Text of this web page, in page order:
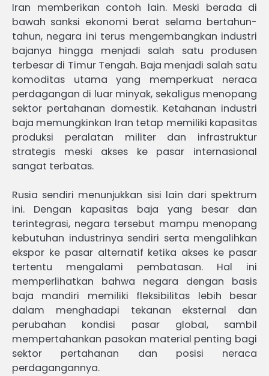
Iran memberikan contoh lain. Meski berada di
bawah sanksi ekonomi berat selama bertahun-
tahun, negara ini terus mengembangkan industri
bajanya hingga menjadi salah satu produsen
terbesar di Timur Tengah. Baja menjadi salah satu
komoditas utama yang memperkuat neraca
perdagangan di luar minyak, sekaligus menopang
sektor pertahanan domestik. Ketahanan industri
baja memungkinkan Iran tetap memiliki kapasitas
produksi peralatan militer dan infrastruktur
strategis meski akses ke pasar internasional
sangat terbatas.
Rusia sendiri menunjukkan sisi lain dari spektrum
ini. Dengan kapasitas baja yang besar dan
terintegrasi, negara tersebut mampu menopang
kebutuhan industrinya sendiri serta mengalihkan
ekspor ke pasar alternatif ketika akses ke pasar
tertentu mengalami pembatasan. Hal ini
memperlihatkan bahwa negara dengan basis
baja mandiri memiliki fleksibilitas lebih besar
dalam menghadapi tekanan eksternal dan
perubahan kondisi pasar global, sambil
mempertahankan pasokan material penting bagi
sektor pertahanan dan posisi neraca
perdagangannya.